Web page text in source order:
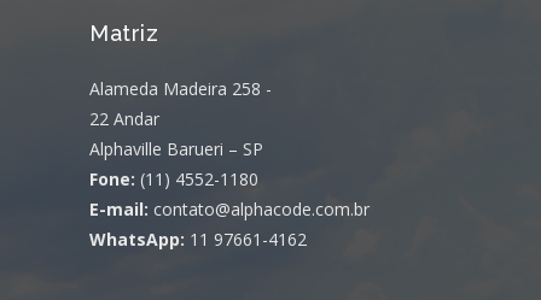
Matriz
Alameda Madeira 258 -
22 Andar
Alphaville Barueri – SP
Fone: (11) 4552-1180
E-mail: contato@alphacode.com.br
WhatsApp: 11 97661-4162